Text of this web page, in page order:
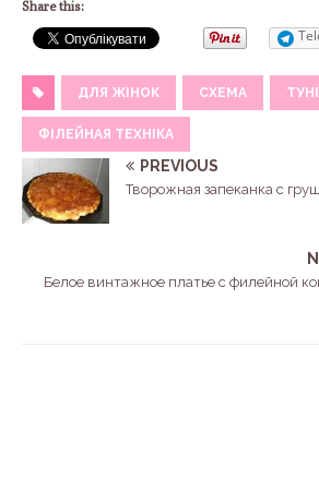
Share this:
ДЛЯ ЖІНОК СХЕМА
ФІЛЕЙНАЯ ТЕХНІКА
PREVIOUS
Творожная запеканка с
Белое винтажное платье с филейной